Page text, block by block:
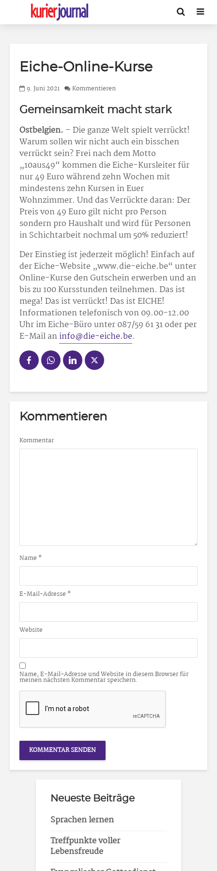
Eiche-Online-Kurse
9. Juni 2021 Kommentieren
Gemeinsamkeit macht stark
Ostbelgien. – Die ganze Welt spielt verrückt!
Warum sollen wir nicht auch ein bisschen
verrückt sein? Frei nach dem Motto
„10aus49“ kommen die Eiche-Kursleiter für
nur 49 Euro während zehn Wochen mit
mindestens zehn Kursen in Euer
Wohnzimmer. Und das Verrückte daran: Der
Preis von 49 Euro gilt nicht pro Person
sondern pro Haushalt und wird für Personen
in Schichtarbeit nochmal um 50% reduziert!
Der Einstieg ist jederzeit möglich! Einfach auf
der Eiche-Website „www.die-eiche.be“ unter
Online-Kurse den Gutschein erwerben und an
bis zu 100 Kursstunden teilnehmen. Das ist
mega! Das ist verrückt! Das ist EICHE!
Informationen telefonisch von 09.00-12.00
Uhr im Eiche-Büro unter 087/59 61 31 oder per
E-Mail aninfo@die-eiche.be.
Kommentieren
Kommentar
Name *
E-Mail-Adresse *
Website
Name, E-Mail-Adresse und Website in diesem Browser für
meinen nächsten Kommentar speichern.
Neueste Beiträge
Sprachen lernen
Treffpunkte voller
Lebensfreude